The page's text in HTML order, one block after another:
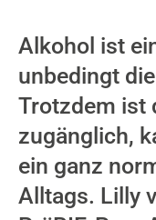
Alkohol ist
unbedingt
Trotzdem ist
zugänglich,
ein ganz
Alltags. Lilly